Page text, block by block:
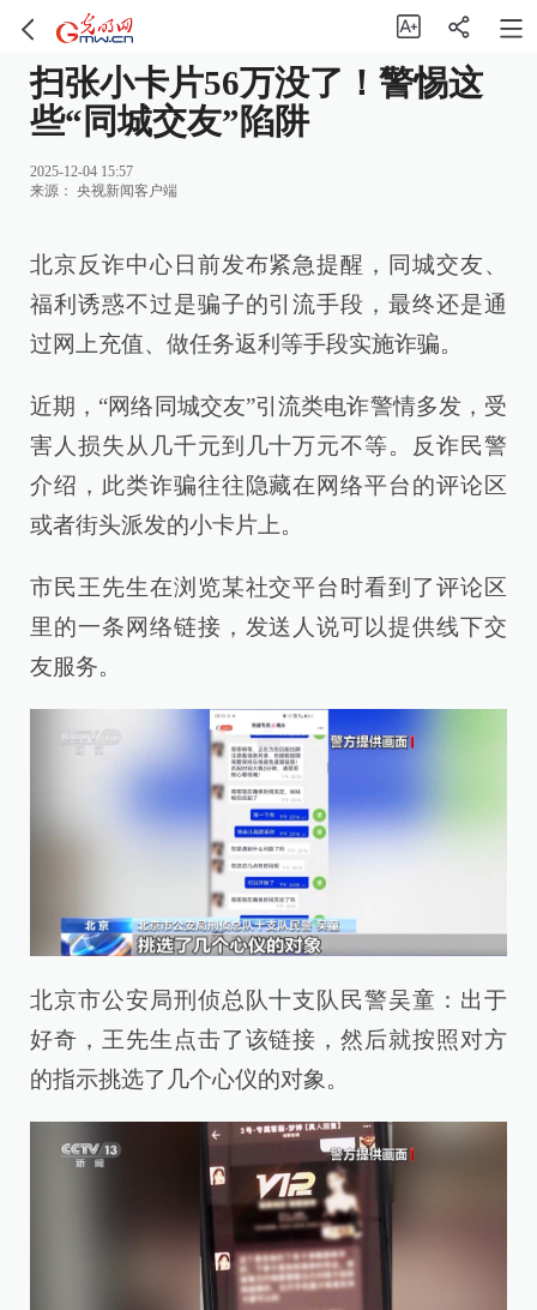
扫张小卡片56万没了！警惕这
些“同城交友”陷阱
2025-12-04 15:57
来源： 央视新闻客户端
北京反诈中心日前发布紧急提醒，同城交友、
福利诱惑不过是骗子的引流手段，最终还是通
过网上充值、做任务返利等手段实施诈骗。
近期，“网络同城交友”引流类电诈警情多发，受
害人损失从几千元到几十万元不等。反诈民警
介绍，此类诈骗往往隐藏在网络平台的评论区
或者街头派发的小卡片上。
市民王先生在浏览某社交平台时看到了评论区
里的一条网络链接，发送人说可以提供线下交
友服务。
北京市公安局刑侦总队十支队民警吴童：出于
好奇，王先生点击了该链接，然后就按照对方
的指示挑选了几个心仪的对象。